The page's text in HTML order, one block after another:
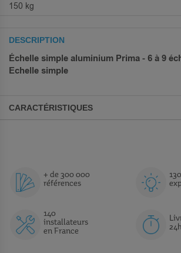
150 kg
DESCRIPTION
Échelle simple aluminium Prima - 6 à 9
Echelle simple
CARACTÉRISTIQUES
+ de 300 000
références
130
140
installateurs
en France